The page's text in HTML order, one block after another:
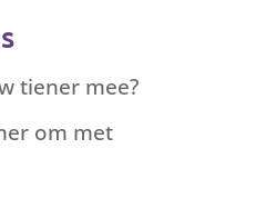
tiener mee?
om met